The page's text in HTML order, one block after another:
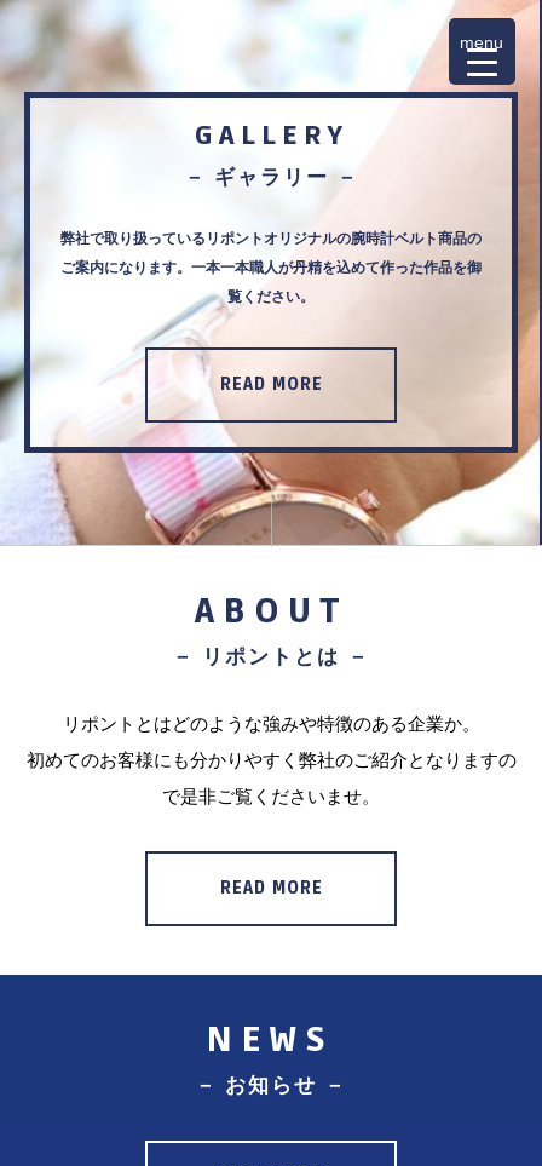
OEM
－ OEM事業案内 －
リポントでは各種OEMを承っております。刺繍加工・ラインスト
ーン加工・レーザー加工・プリント加工など小ロットからお任せ
くださいませ。
READ MORE
GALLERY
－ ギャラリー －
弊社で取り扱っているリポントオリジナルの腕時計ベルト商品の
ご案内になります。一本一本職人が丹精を込めて作った作品を御
覧ください。
READ MORE
OEM
－ OEM事業案内 －
リポントでは各種OEMを承っております。刺繍加工・ラインスト
ーン加工・レーザー加工・プリント加工など小ロットからお任せ
くださいませ。
READ MORE
ABOUT
－ リポントとは －
リポントとはどのような強みや特徴のある企業か。
初めてのお客様にも分かりやすく弊社のご紹介となりますの
で是非ご覧くださいませ。
READ MORE
NEWS
－ お知らせ －
menu